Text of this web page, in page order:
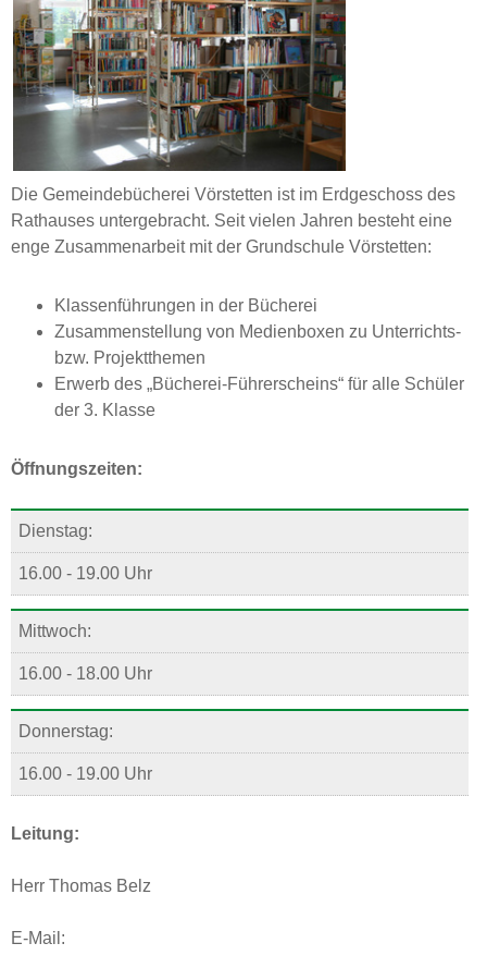
Die Gemeindebücherei Vörstetten ist im Erdgeschoss des
Rathauses untergebracht. Seit vielen Jahren besteht eine
enge Zusammenarbeit mit der Grundschule Vörstetten:
Klassenführungen in der Bücherei
Zusammenstellung von Medienboxen zu Unterrichts-
bzw. Projektthemen
Erwerb des „Bücherei-Führerscheins“ für alle Schüler
der 3. Klasse
Öffnungszeiten:
Dienstag:
16.00 - 19.00 Uhr
Mittwoch:
16.00 - 18.00 Uhr
Donnerstag:
16.00 - 19.00 Uhr
Leitung:
Herr Thomas Belz
E-Mail: